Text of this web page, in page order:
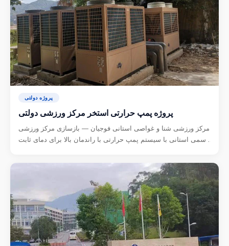
پروژه دولتی
پروژه پمپ حرارتی استخر مرکز ورزشی دولتی
مرکز ورزشی شنا و غواصی استانی فوجیان — بازسازی مرکز ورزشی
رسمی استانی با سیستم پمپ حرارتی با راندمان بالا برای دمای ثابت